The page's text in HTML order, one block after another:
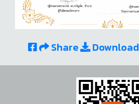
Share Download